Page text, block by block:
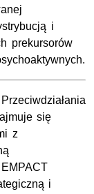
i
prekursorów
się
z
i